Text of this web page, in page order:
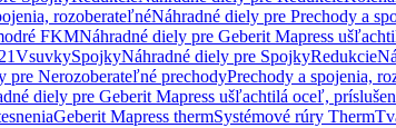
rozoberateľnéNáhradné diely pre Prechody a
FKMNáhradné diely pre Geberit Mapress
VsuvkySpojkyNáhradné diely pre SpojkyRedukcie
pre Nerozoberateľné prechodyPrechody a spojenia,
diely pre Geberit Mapress ušľachtilá oceľ,
Geberit Mapress thermSystémové rúry Therm